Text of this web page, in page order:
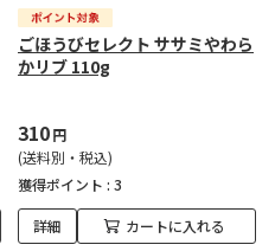
ごほうびセレクト ササミやわら
かリブ 110g
310円
(送料別・税込)
獲得ポイント : 3
詳細 カートに入れる